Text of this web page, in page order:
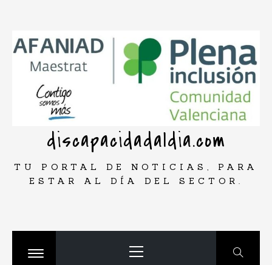
contenido
discapacidadaldia.com
TU PORTAL DE NOTICIAS, PARA
ESTAR AL DÍA DEL SECTOR.
Cambiar
principal